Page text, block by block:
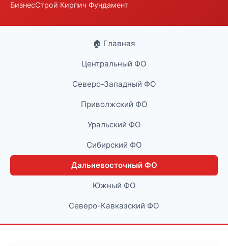
БизнесСтрой Кирпич Фундамент
🏠 Главная
Центральный ФО
Северо-Западный ФО
Приволжский ФО
Уральский ФО
Сибирский ФО
Дальневосточный ФО
Южный ФО
Северо-Кавказский ФО